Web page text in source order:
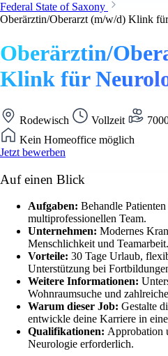
Federal State of Saxony
Oberärztin/Oberarzt (m/w/d) Klink
Oberärztin/
Klink für
Rodewisch Vollzeit
Kein Homeoffice möglich
Jetzt bewerben
Auf einen Blick
Aufgaben: Behandle
multiprofessionellen Team.
Unternehmen: Modernes
Menschlichkeit und Teamarbeit.
Vorteile: 30 Tage Urlaub,
Unterstützung bei
Weitere Informationen:
Wohnraumsuche und
Warum dieser Job: Gestalte
entwickle deine Karriere in
Qualifikationen: Approbation
Neurologie erforderlich.